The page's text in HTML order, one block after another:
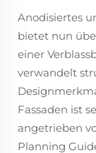
Anodisiertes
bietet nun
einer
verwandelt
Fassaden ist
angetrieben
Planning